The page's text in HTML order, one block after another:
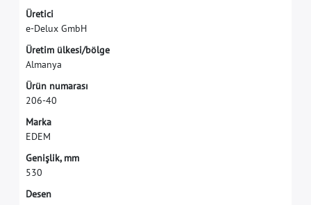
Üretici
e-Delux GmbH
Üretim ülkesi/bölge
Almanya
Ürün numarası
206-40
Marka
EDEM
Genişlik, mm
530
Desen